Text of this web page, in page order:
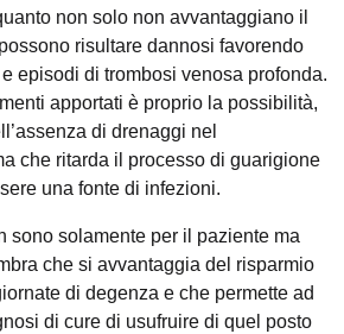
non solo non avvantaggiano il
risultare dannosi favorendo
episodi di trombosi venosa profonda.
apportati è proprio la possibilità,
di drenaggi nel
che ritarda il processo di guarigione
una fonte di infezioni.
sono solamente per il paziente ma
che si avvantaggia del risparmio
di degenza e che permette ad
di cure di usufruire di quel posto